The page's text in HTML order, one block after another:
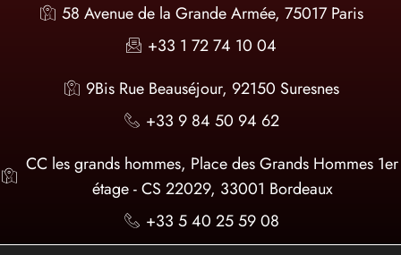
58 Avenue de la Grande Armée, 75017 Paris
+33 1 72 74 10 04
9Bis Rue Beauséjour, 92150 Suresnes
+33 9 84 50 94 62
CC les grands hommes, Place des Grands Hommes 1er
étage - CS 22029, 33001 Bordeaux
+33 5 40 25 59 08